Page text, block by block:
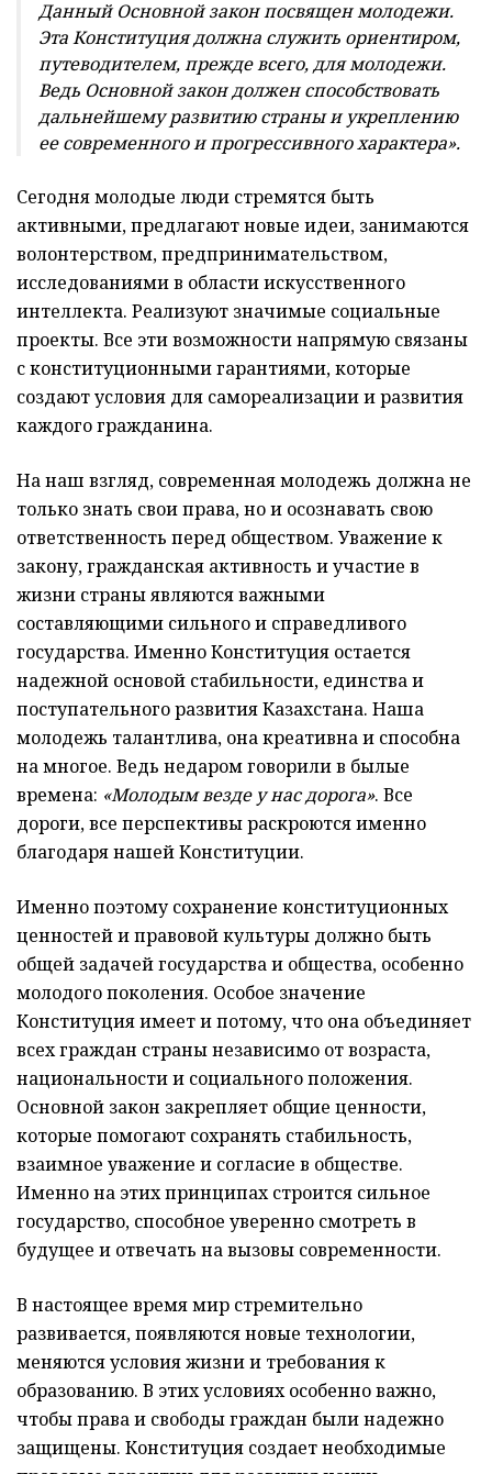
Данный Основной закон посвящен молодежи.
Эта Конституция должна служить ориентиром,
путеводителем, прежде всего, для молодежи.
Ведь Основной закон должен способствовать
дальнейшему развитию страны и укреплению
ее современного и прогрессивного характера».
Сегодня молодые люди стремятся быть
активными, предлагают новые идеи, занимаются
волонтерством, предпринимательством,
исследованиями в области искусственного
интеллекта. Реализуют значимые социальные
проекты. Все эти возможности напрямую связаны
с конституционными гарантиями, которые
создают условия для самореализации и развития
каждого гражданина.
На наш взгляд, современная молодежь должна не
только знать свои права, но и осознавать свою
ответственность перед обществом. Уважение к
закону, гражданская активность и участие в
жизни страны являются важными
составляющими сильного и справедливого
государства. Именно Конституция остается
надежной основой стабильности, единства и
поступательного развития Казахстана. Наша
молодежь талантлива, она креативна и способна
на многое. Ведь недаром говорили в былые
времена: «Молодым везде у нас дорога». Все
дороги, все перспективы раскроются именно
благодаря нашей Конституции.
Именно поэтому сохранение конституционных
ценностей и правовой культуры должно быть
общей задачей государства и общества, особенно
молодого поколения. Особое значение
Конституция имеет и потому, что она объединяет
всех граждан страны независимо от возраста,
национальности и социального положения.
Основной закон закрепляет общие ценности,
которые помогают сохранять стабильность,
взаимное уважение и согласие в обществе.
Именно на этих принципах строится сильное
государство, способное уверенно смотреть в
будущее и отвечать на вызовы современности.
В настоящее время мир стремительно
развивается, появляются новые технологии,
меняются условия жизни и требования к
образованию. В этих условиях особенно важно,
чтобы права и свободы граждан были надежно
защищены. Конституция создает необходимые